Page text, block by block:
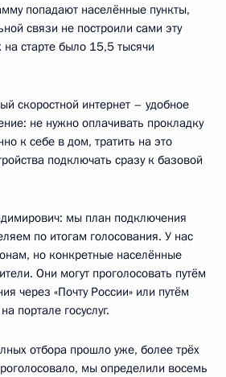
попадают населённые пункты,
связи не построили сами эту
на старте было 15,5 тысячи
скоростной интернет – удобное
не нужно оплачивать прокладку
к себе в дом, тратить на это
подключать сразу к базовой
мы план подключения
по итогам голосования. У нас
но конкретные населённые
Они могут проголосовать путём
через «Почту России» или путём
портале госуслуг.
отбора прошло уже, более трёх
мы определили восемь